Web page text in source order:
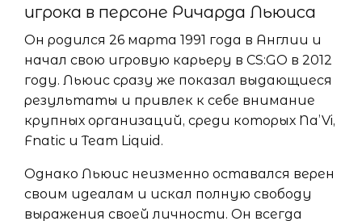
игрока в персоне Ричарда Льюиса
Он родился 26 марта 1991 года в Англии и
начал свою игровую карьеру в CS:GO в 2012
году. Льюис сразу же показал выдающиеся
результаты и привлек к себе внимание
крупных организаций, среди которых Na’Vi,
Fnatic и Team Liquid.
Однако Льюис неизменно оставался верен
своим идеалам и искал полную свободу
выражения своей личности. Он всегда